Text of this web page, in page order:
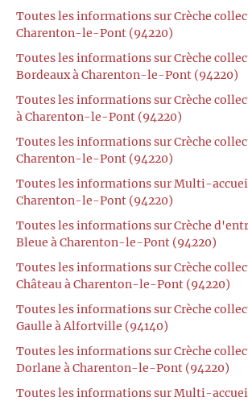
Toutes les informations sur Crèche
Charenton-le-Pont (94220)
Toutes les informations sur Crèche
Bordeaux à Charenton-le-Pont (94220)
Toutes les informations sur Crèche
à Charenton-le-Pont (94220)
Toutes les informations sur Crèche
Charenton-le-Pont (94220)
Toutes les informations sur Multi-
Charenton-le-Pont (94220)
Toutes les informations sur Crèche
Bleue à Charenton-le-Pont (94220)
Toutes les informations sur Crèche
Château à Charenton-le-Pont (94220)
Toutes les informations sur Crèche
Gaulle à Alfortville (94140)
Toutes les informations sur Crèche
Dorlane à Charenton-le-Pont (94220)
Toutes les informations sur Multi-